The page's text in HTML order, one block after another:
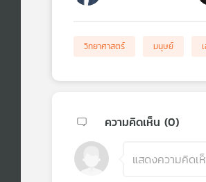
วิทยาศาสตร์ มนุษย์
ความคิดเห็น (0)